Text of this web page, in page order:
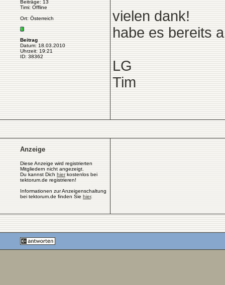
Beiträge: 13
Timi: Offline
Ort: Österreich
Beitrag
Datum: 18.03.2010
Uhrzeit: 19:21
ID: 38362
vielen dank!
habe es bereits
LG
Tim
Anzeige
Diese Anzeige wird registrierten
Mitgliedern nicht angezeigt.
Du kannst Dich hierkostenlos bei
tektorum.de registrieren!
Informationen zur Anzeigenschaltung
bei tektorum.de finden Sie hier.